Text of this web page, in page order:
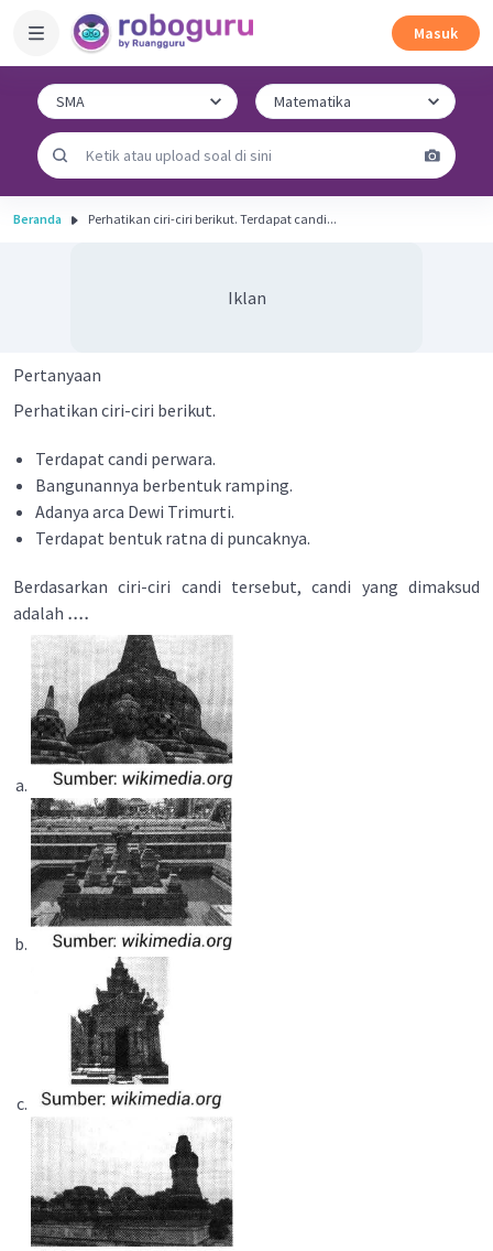
Masuk
Beranda Perhatikan ciri-ciri berikut. Terdapat candi...
Iklan
Pertanyaan
Perhatikan ciri-ciri berikut.
Terdapat candi perwara.
Bangunannya berbentuk ramping.
Adanya arca Dewi Trimurti.
Terdapat bentuk ratna di puncaknya.
Berdasarkan ciri-ciri candi tersebut, candi yang dimaksud
adalah ....